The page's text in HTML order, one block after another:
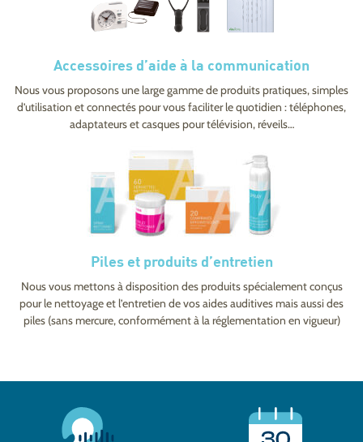
Accessoires d’aide à la communication
Nous vous proposons une large gamme de produits pratiques, simples
d’utilisation et connectés pour vous faciliter le quotidien : téléphones,
adaptateurs et casques pour télévision, réveils…
Piles et produits d’entretien
Nous vous mettons à disposition des produits spécialement conçus
pour le nettoyage et l’entretien de vos aides auditives mais aussi des
piles (sans mercure, conformément à la réglementation en vigueur)